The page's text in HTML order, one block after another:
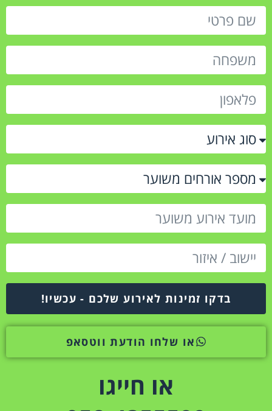
בדקו זמינות לאירוע שלכם - עכשיו!
או שלחו הודעת ווטסאפ
או חייגו